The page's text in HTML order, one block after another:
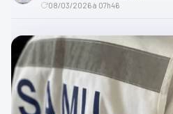
08/03/2026 à 07h46